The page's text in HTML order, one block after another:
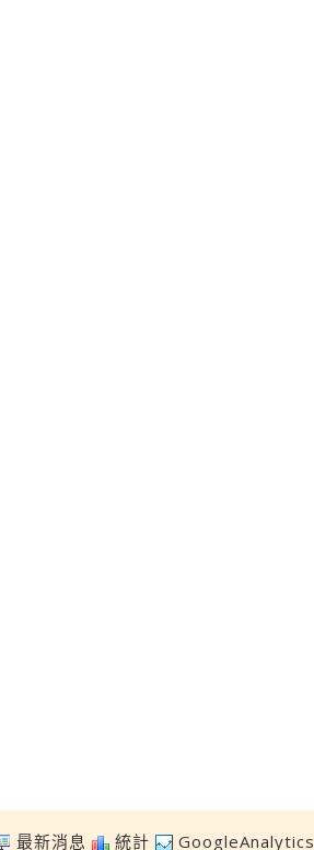
最新消息 統計 GoogleAnalytics